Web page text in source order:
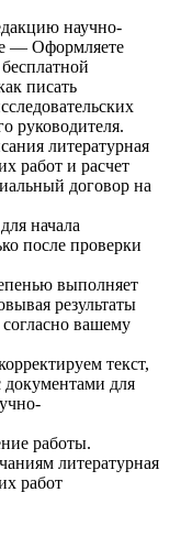
научно-
— Оформляете
писать
руководителя.
литературная
работ и расчет
договор на
начала
после проверки
выполняет
результаты
вашему
текст,
для
работы.
литературная
работ